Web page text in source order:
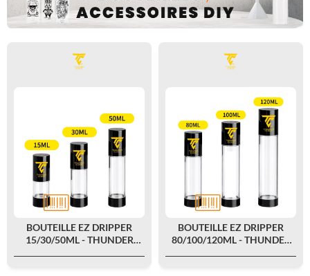
BOUTEILLE EZ DRIPPER
15/30/50ML - THUNDER
BOUTEILLE EZ DRIPPER
80/100/120ML - THUNDER